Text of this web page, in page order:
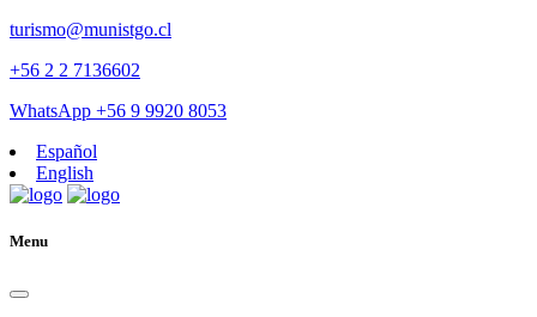
turismo@munistgo.cl
+56 2 2 7136602
WhatsApp +56 9 9920 8053
Español
English
Menu